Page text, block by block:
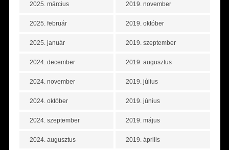
2025. március
2025. február
2025. január
2024. december
2024. november
2024. október
2024. szeptember
2024. augusztus
2019. november
2019. október
2019. szeptember
2019. augusztus
2019. július
2019. június
2019. május
2019. április